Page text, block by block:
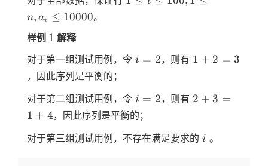
n,a_i
\le
n, ai ≤ 10000。
样例 1
1 解释
对于第一组测试用例，令 i=2
i = 2，则有 1+2=3
1 + 2 = 3
，因此序列是平衡的；
对于第二组测试用例，令 i=2
i = 2，则有 2+3=1+4
2 + 3 =
1 + 4，因此序列是平衡的；
对于第三组测试用例，不存在满足要求的 i
i 。